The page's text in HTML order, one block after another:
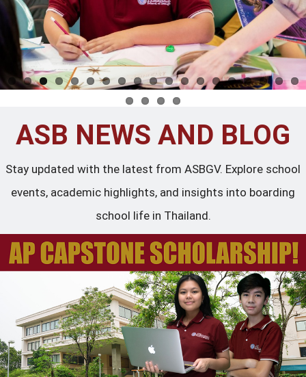
ASB NEWS AND BLOG
Stay updated with the latest from ASBGV. Explore school
events, academic highlights, and insights into boarding
school life in Thailand.